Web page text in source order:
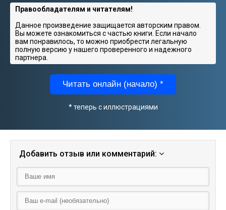
Правообладателям и читателям!
Данное произведение защищается авторским правом.
Вы можете ознакомиться с частью книги. Если начало
вам понравилось, то можно приобрести легальную
полную версию у нашего проверенного и надежного
партнера.
Читать онлайн (начало) *
* теперь с иллюстрациями
Добавить отзыв или комментарий: